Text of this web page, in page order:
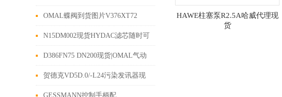
智能感应技术
OMAL蝶阀到货图片V376XT72
N15DM002现货HYDAC滤芯随时可
以发货
D386FN75 DN200现货|OMAL气动
蝶阀代理
贺德克VD5D.0/-L24污染发讯器现
货
GESSMANN控制手柄配
HAWE柱塞泵R2.5A哈威代理现
货